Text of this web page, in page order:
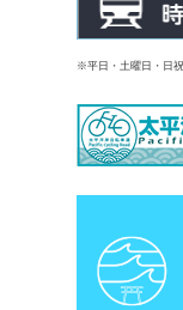
※平日・土曜日・日